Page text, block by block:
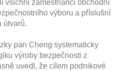
všichni zaměstnanci obchodní
výboru a příslušní
útvarů.
pan Cheng systematicky
výroby bezpečnosti z
uvedl, že cílem podnikové